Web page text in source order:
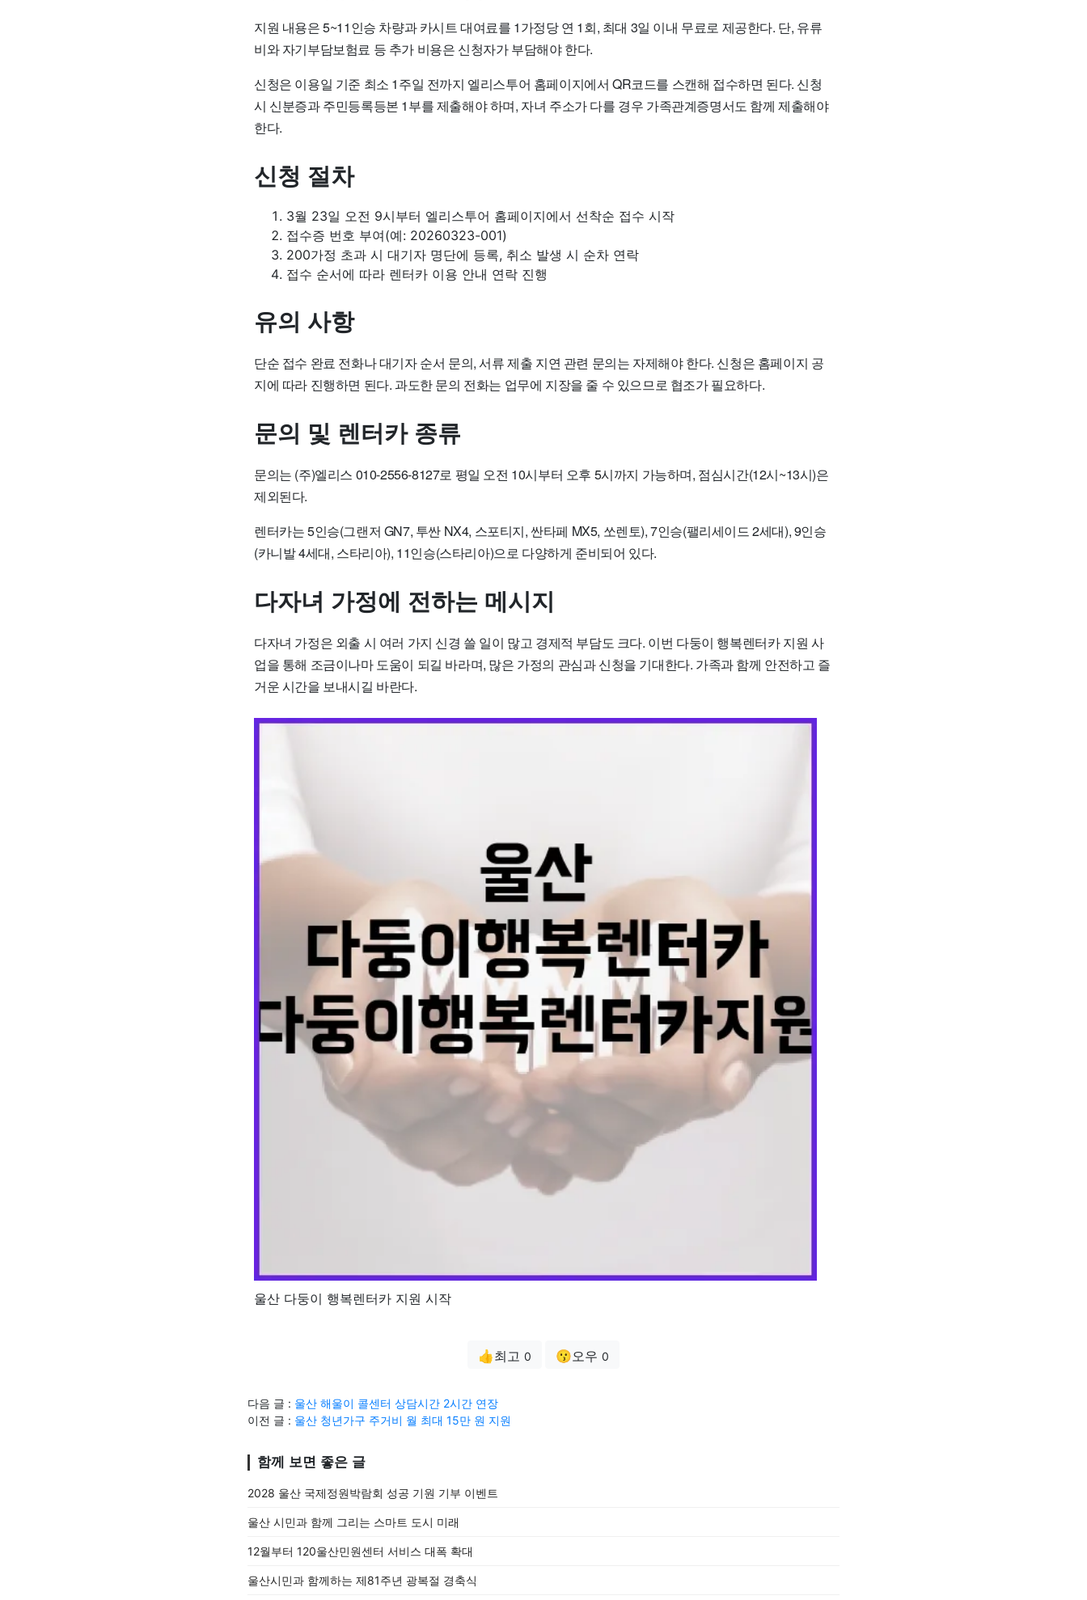
지원 내용은 5~11인승 차량과 카시트 대여료를 1가정당 연 1회, 최대 3일 이내 무료로 제공한다. 단, 유류
비와 자기부담보험료 등 추가 비용은 신청자가 부담해야 한다.
신청은 이용일 기준 최소 1주일 전까지 엘리스투어 홈페이지에서 QR코드를 스캔해 접수하면 된다. 신청
시 신분증과 주민등록등본 1부를 제출해야 하며, 자녀 주소가 다를 경우 가족관계증명서도 함께 제출해야
한다.
신청 절차
3월 23일 오전 9시부터 엘리스투어 홈페이지에서 선착순 접수 시작
접수증 번호 부여(예: 20260323-001)
200가정 초과 시 대기자 명단에 등록, 취소 발생 시 순차 연락
접수 순서에 따라 렌터카 이용 안내 연락 진행
유의 사항
단순 접수 완료 전화나 대기자 순서 문의, 서류 제출 지연 관련 문의는 자제해야 한다. 신청은 홈페이지 공
지에 따라 진행하면 된다. 과도한 문의 전화는 업무에 지장을 줄 수 있으므로 협조가 필요하다.
문의 및 렌터카 종류
문의는 (주)엘리스 010-2556-8127로 평일 오전 10시부터 오후 5시까지 가능하며, 점심시간(12시~13시)은
제외된다.
렌터카는 5인승(그랜저 GN7, 투싼 NX4, 스포티지, 싼타페 MX5, 쏘렌토), 7인승(팰리세이드 2세대), 9인승
(카니발 4세대, 스타리아), 11인승(스타리아)으로 다양하게 준비되어 있다.
다자녀 가정에 전하는 메시지
다자녀 가정은 외출 시 여러 가지 신경 쓸 일이 많고 경제적 부담도 크다. 이번 다둥이 행복렌터카 지원 사
업을 통해 조금이나마 도움이 되길 바라며, 많은 가정의 관심과 신청을 기대한다. 가족과 함께 안전하고 즐
거운 시간을 보내시길 바란다.
울산 다둥이 행복렌터카 지원 시작
👍최고 0 😗오우 0
다음 글 : 울산 해울이 콜센터 상담시간 2시간 연장
이전 글 : 울산 청년가구 주거비 월 최대 15만 원 지원
함께 보면 좋은 글
2028 울산 국제정원박람회 성공 기원 기부 이벤트
울산 시민과 함께 그리는 스마트 도시 미래
12월부터 120울산민원센터 서비스 대폭 확대
울산시민과 함께하는 제81주년 광복절 경축식